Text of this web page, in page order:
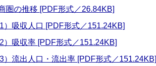
圏の推移 [PDF形式／26.84KB]
1）吸収人口 [PDF形式／151.24KB]
2）吸収率 [PDF形式／151.24KB]
3）流出人口・流出率 [PDF形式／151.24KB]